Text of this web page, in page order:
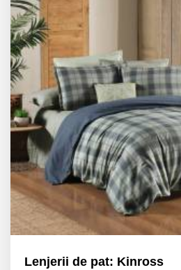
Lenjerii de pat: Kinross